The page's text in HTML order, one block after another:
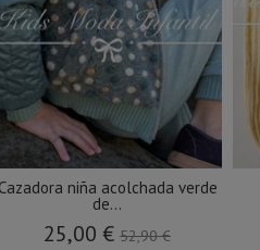
Cazadora niña acolchada verde
de...
25,00 €52,90 €